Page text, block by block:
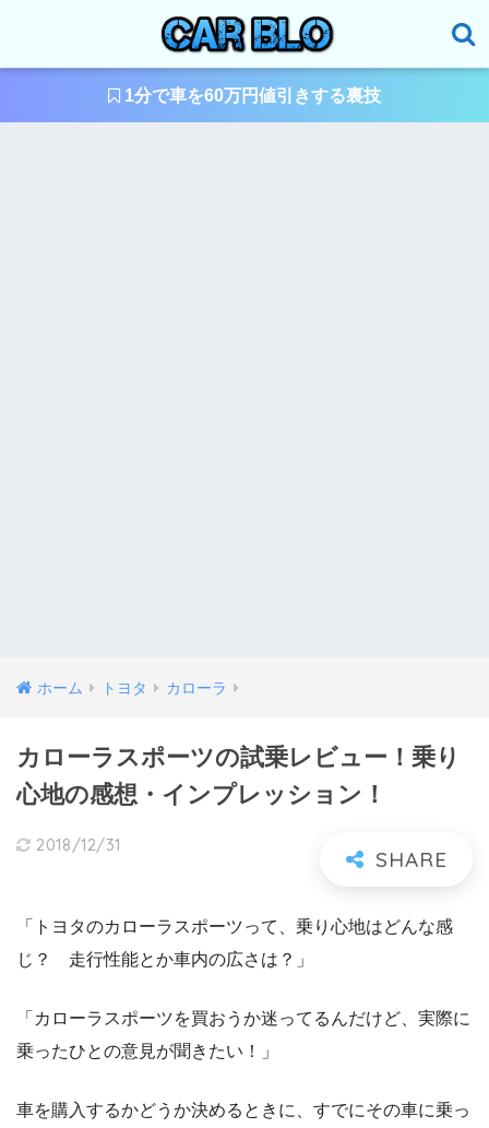
1分で車を60万円値引きする裏技
ホーム トヨタ カローラ
カローラスポーツの試乗レビュー！乗り
心地の感想・インプレッション！
2018/12/31
「トヨタのカローラスポーツって、乗り心地はどんな感
じ？ 走行性能とか車内の広さは？」
「カローラスポーツを買おうか迷ってるんだけど、実際に
乗ったひとの意見が聞きたい！」
車を購入するかどうか決めるときに、すでにその車に乗っ